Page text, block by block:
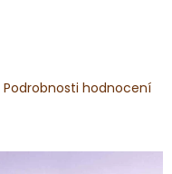
Podrobnosti hodnocení